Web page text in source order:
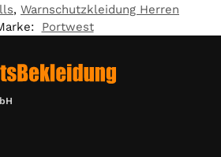
, Warnschutzkleidung Herren
Portwest